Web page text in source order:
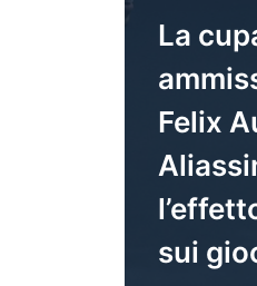
La
Felix
sui